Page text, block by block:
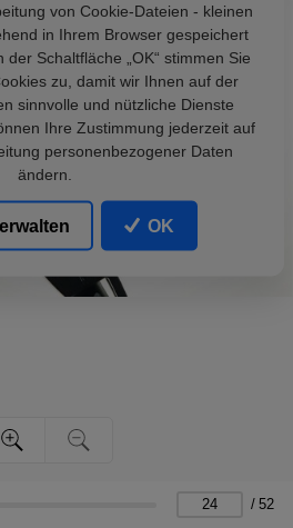
/ 52
von Cookie-Dateien - kleinen
in Ihrem Browser gespeichert
Schaltfläche „OK“ stimmen Sie
zu, damit wir Ihnen auf der
sinnvolle und nützliche Dienste
Ihre Zustimmung jederzeit auf
personenbezogener Daten
ändern.
OK